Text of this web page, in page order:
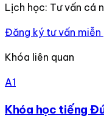
Lịch học: Tư vấn cá
Đăng ký tư vấn miễn
Khóa liên quan
A1
Khóa học tiếng